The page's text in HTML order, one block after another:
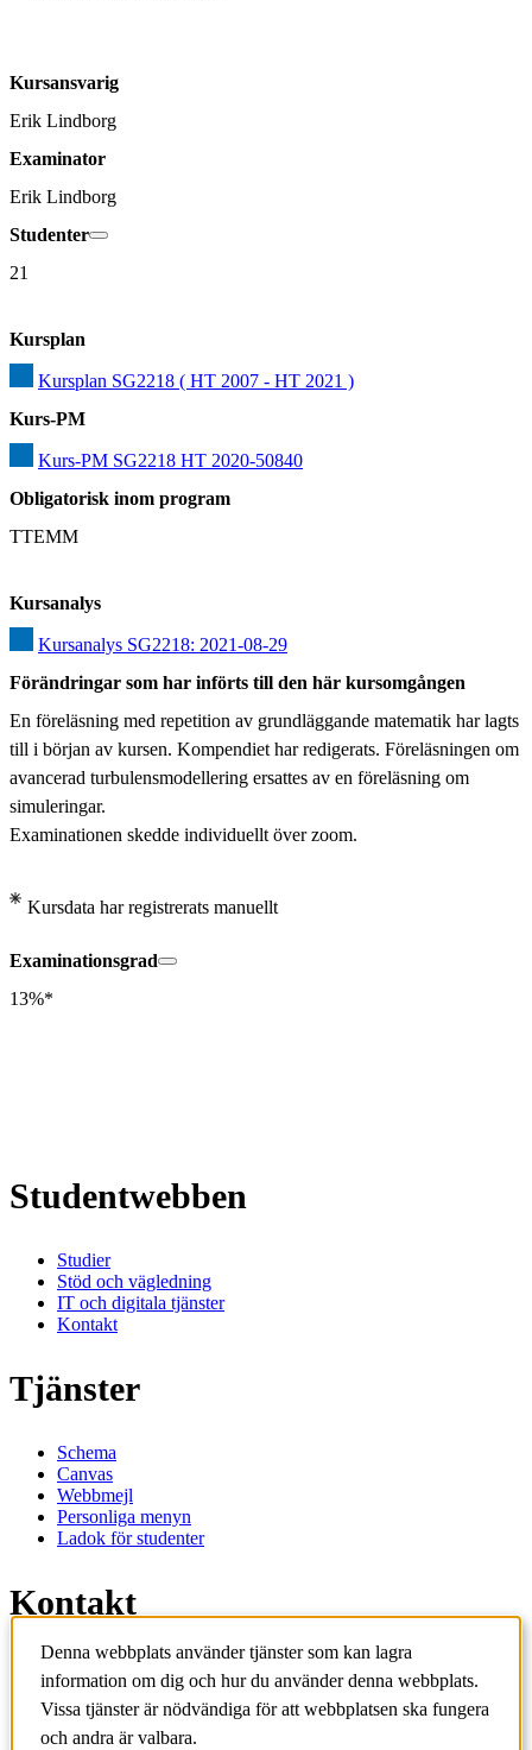
Kursansvarig
Erik Lindborg
Examinator
Erik Lindborg
Studenter
21
Kursplan
Kursplan SG2218 ( HT 2007 - HT 2021 )
Kurs-PM
Kurs-PM SG2218 HT 2020-50840
Obligatorisk inom program
TTEMM
Kursanalys
Kursanalys SG2218: 2021-08-29
Förändringar som har införts till den här kursomgången
En föreläsning med repetition av grundläggande matematik har lagts
till i början av kursen. Kompendiet har redigerats. Föreläsningen om
avancerad turbulensmodellering ersattes av en föreläsning om
simuleringar.
Examinationen skedde individuellt över zoom.
Kursdata har registrerats manuellt
Examinationsgrad
13%*
Studentwebben
Studier
Stöd och vägledning
IT och digitala tjänster
Kontakt
Tjänster
Schema
Canvas
Webbmejl
Personliga menyn
Ladok för studenter
Kontakt
Kontakta utbildningsprogram
Kontakta kurs
IT-support
KTH Entré
Denna webbplats använder tjänster som kan lagra
information om dig och hur du använder denna webbplats.
Vissa tjänster är nödvändiga för att webbplatsen ska fungera
och andra är valbara.